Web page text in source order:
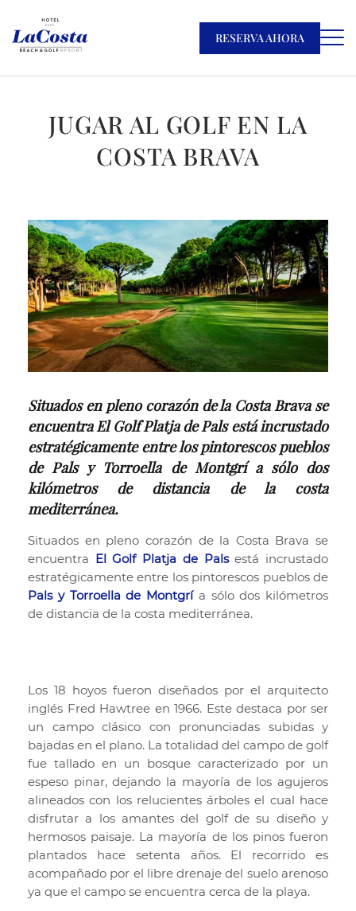
RESERVA AHORA
JUGAR AL GOLF EN LA
COSTA BRAVA
Situados en pleno corazón de la Costa Brava se
encuentra El Golf Platja de Pals está incrustado
estratégicamente entre los pintorescos pueblos
de Pals y Torroella de Montgrí a sólo dos
kilómetros de distancia de la costa
mediterránea.
Situados en pleno corazón de la Costa Brava se
encuentra El Golf Platja de Palsestá incrustado
estratégicamente entre los pintorescos pueblos de
Pals y Torroella de Montgrí a sólo dos kilómetros
de distancia de la costa mediterránea.
Los 18 hoyos fueron diseñados por el arquitecto
inglés Fred Hawtree en 1966. Este destaca por ser
un campo clásico con pronunciadas subidas y
bajadas en el plano. La totalidad del campo de golf
fue tallado en un bosque caracterizado por un
espeso pinar, dejando la mayoría de los agujeros
alineados con los relucientes árboles el cual hace
disfrutar a los amantes del golf de su diseño y
hermosos paisaje. La mayoría de los pinos fueron
plantados hace setenta años. El recorrido es
acompañado por el libre drenaje del suelo arenoso
ya que el campo se encuentra cerca de la playa.